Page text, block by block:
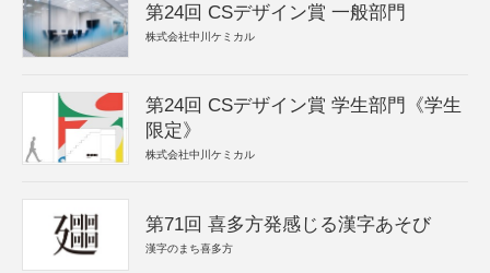
第24回 CSデザイン賞 一般部門
株式会社中川ケミカル
第24回 CSデザイン賞 学生部門《学生
限定》
株式会社中川ケミカル
第71回 喜多方発感じる漢字あそび
漢字のまち喜多方